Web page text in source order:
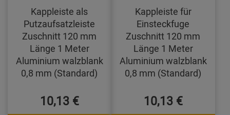
Kappleiste als
Putzaufsatzleiste
Zuschnitt 120 mm
Länge 1 Meter
Aluminium walzblank
0,8 mm (Standard)
10,13 €
Kappleiste für
Einsteckfuge
Zuschnitt 120 mm
Länge 1 Meter
Aluminium walzblank
0,8 mm (Standard)
10,13 €